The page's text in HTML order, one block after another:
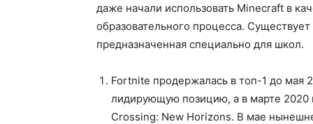
даже начали использовать Minecraft в
образовательного процесса.
предназначенная специально для школ.
Fortnite продержалась в топ-1 до мая
лидирующую позицию, а в марте 2020
Crossing: New Horizons. В мае